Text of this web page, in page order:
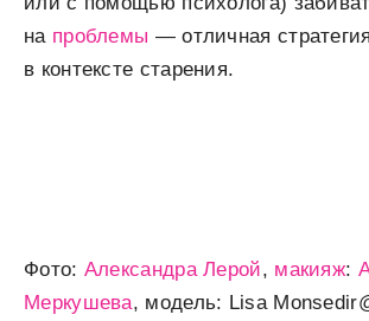
на проблемы — отличная
в контексте старения.
Фото: Александра Лерой, макияж:
Меркушева, модель: Lisa